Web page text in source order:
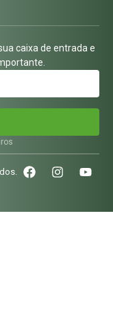
caixa de entrada e